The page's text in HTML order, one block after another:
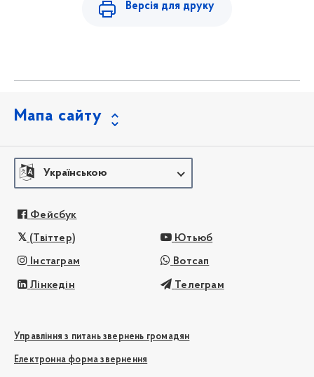
Версія для друку
Мапа сайту
Українською
Фейсбук
(Твіттер) Ютьюб
Інстаграм Вотсап
Лінкедін Телеграм
Управління з питань звернень громадян
Електронна форма звернення